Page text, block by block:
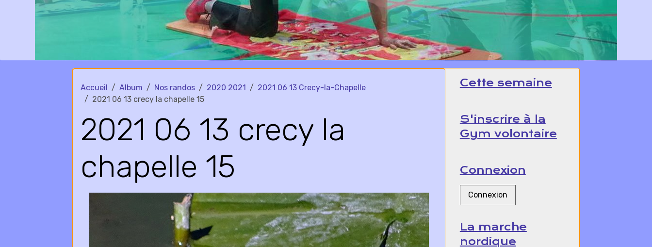
Accueil Album Nos randos 2020 2021
2021 06 13 Crecy-la-Chapelle
2021 06 13 crecy la chapelle 15
2021 06 13 crecy la
chapelle 15
Cette semaine
S'inscrire à la
Gym volontaire
Connexion
Connexion
La marche
nordique